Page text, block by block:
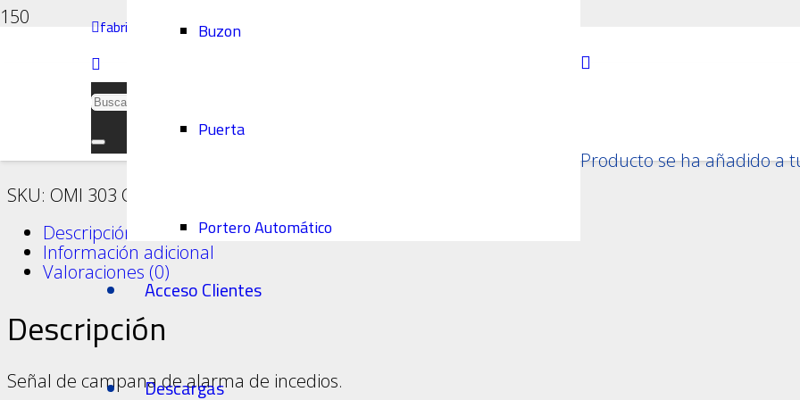
fabrica@delpino.esBuzon
Puerta
Portero Automático
Acceso Clientes
Descargas
Productose ha añadido a
Señalización e Indicación / OMI 303 – Campana de alarma
OMI 303 – Campana de alarma
SKU: OMI 303 Categoría:
Descripción
Información adicional
Valoraciones (0)
Descripción
Señal de campana de alarma de incedios.